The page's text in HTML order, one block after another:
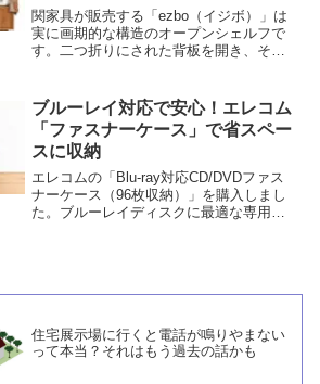
関家具が販売する「ezbo（イジボ）」は
実に画期的な構造のオープンシェルフで
す。二つ折りにされた背板を開き、そこ
どのパーツも手頃な価格で、様々な部屋
で使えます。
ブルーレイ対応で安心！エレコム
「ファスナーケース」で省スペー
スに収納
エレコムの「Blu-ray対応CD/DVDファス
ナーケース（96枚収納）」を購入しまし
た。ブルーレイディスクに最適な専用ケ
住宅展示場に行くと電話が鳴りやまない
って本当？それはもう過去の話かも